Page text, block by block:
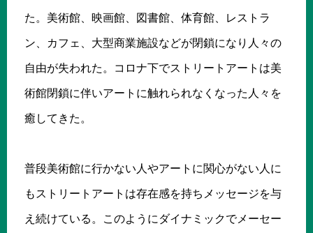
た。美術館、映画館、図書館、体育館、レストラ
ン、カフェ、大型商業施設などが閉鎖になり人々の
自由が失われた。コロナ下でストリートアートは美
術館閉鎖に伴いアートに触れられなくなった人々を
癒してきた。
普段美術館に行かない人やアートに関心がない人に
もストリートアートは存在感を持ちメッセージを与
え続けている。このようにダイナミックでメーセー